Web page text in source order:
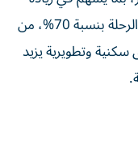
الطاقة الاستيعابية للشارع، وخفض زمن الرحلة بنسبة 70%، من
مناطق سكنية وتطويرية يزيد